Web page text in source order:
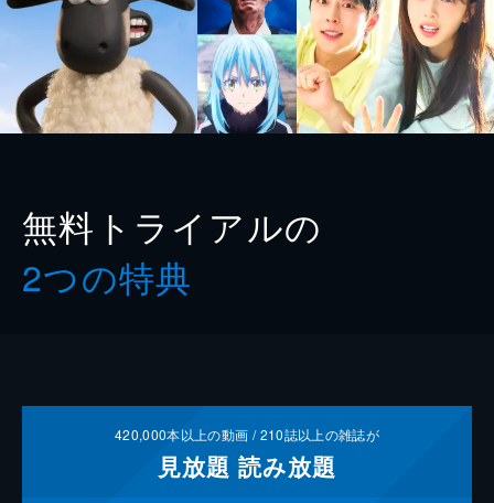
無料トライアルの
2つの特典
420,000本以上の動画 /210誌以上の雑誌が
見放題 読み放題